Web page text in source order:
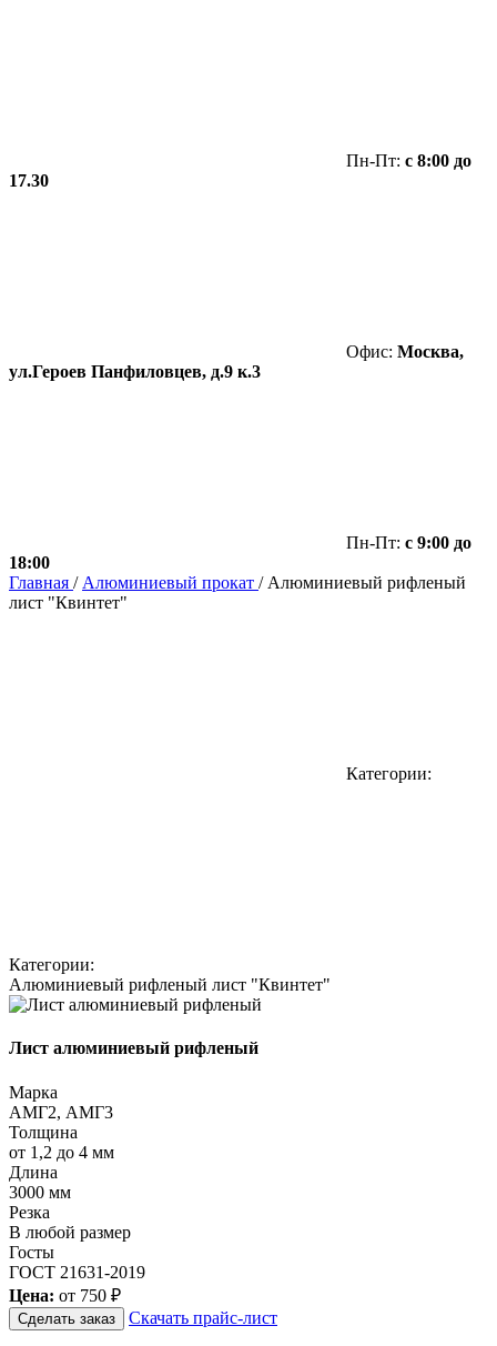
Пн-Пт: с 8:00 до
17.30
Офис: Москва,
ул.Героев Панфиловцев, д.9 к.3
Пн-Пт: с 9:00 до
18:00
Главная / Алюминиевый прокат / Алюминиевый рифленый
лист "Квинтет"
Категории:
Категории:
Алюминиевый рифленый лист "Квинтет"
Лист алюминиевый рифленый
Марка
АМГ2, АМГ3
Толщина
от 1,2 до 4 мм
Длина
3000 мм
Резка
В любой размер
Госты
ГОСТ 21631-2019
Цена: от 750 ₽
Сделать заказ Скачать прайс-лист